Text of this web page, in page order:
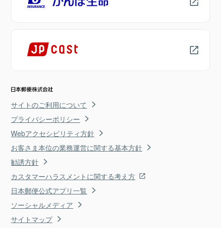
サイトのご利用について
プライバシーポリシー
Webアクセシビリティ方針
お客さま本位の業務運営に関する基本方針
勧誘方針
カスタマーハラスメントに関する考え方
日本郵便公式アプリ一覧
ソーシャルメディア
サイトマップ